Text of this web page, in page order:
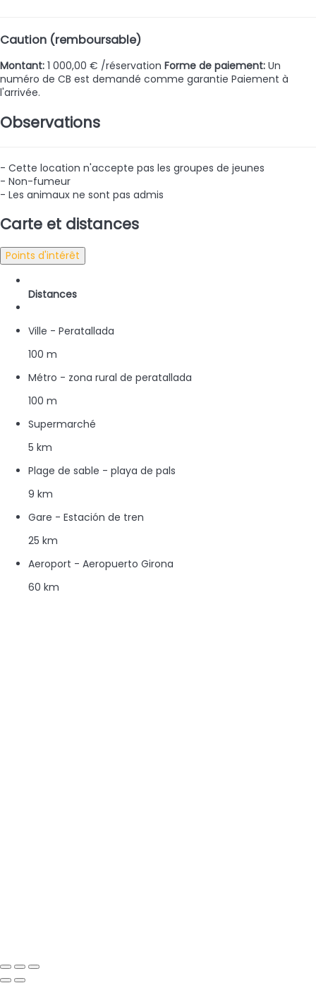
Caution (remboursable)
Montant: 1 000,00 € /réservation Forme de paiement: Un
numéro de CB est demandé comme garantie Paiement à
l'arrivée.
Observations
- Cette location n'accepte pas les groupes de jeunes
- Non-fumeur
- Les animaux ne sont pas admis
Carte et distances
Points d'intérêt
Distances
Ville - Peratallada
100 m
Métro - zona rural de peratallada
100 m
Supermarché
5 km
Plage de sable - playa de pals
9 km
Gare - Estación de tren
25 km
Aeroport - Aeropuerto Girona
60 km